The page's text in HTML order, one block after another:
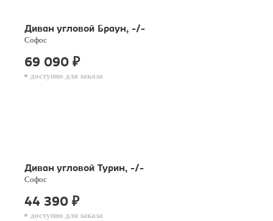
Диван угловой Браун, -/-
Софос
69 090 ₽
доступно для заказа
Диван угловой Турин, -/-
Софос
44 390 ₽
доступно для заказа